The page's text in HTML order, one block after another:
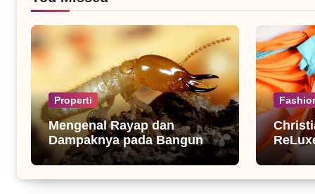
Properti
Mengenal Rayap dan
Dampaknya pada Bangunan
Rumah